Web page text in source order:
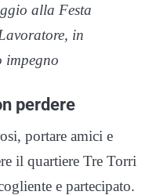
alla Festa
in
impegno
perdere
portare amici e
il quartiere Tre Torri
e partecipato.